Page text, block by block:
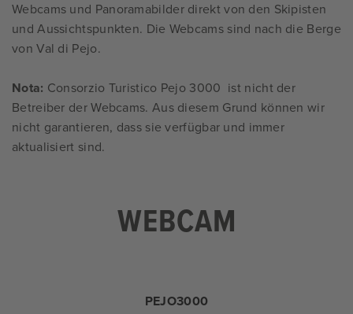
Webcams und Panoramabilder direkt von den Skipisten
und Aussichtspunkten. Die Webcams sind nach die Berge
von Val di Pejo.
Nota: Consorzio Turistico Pejo 3000 ist nicht der
Betreiber der Webcams. Aus diesem Grund können wir
nicht garantieren, dass sie verfügbar und immer
aktualisiert sind.
WEBCAM
PEJO3000